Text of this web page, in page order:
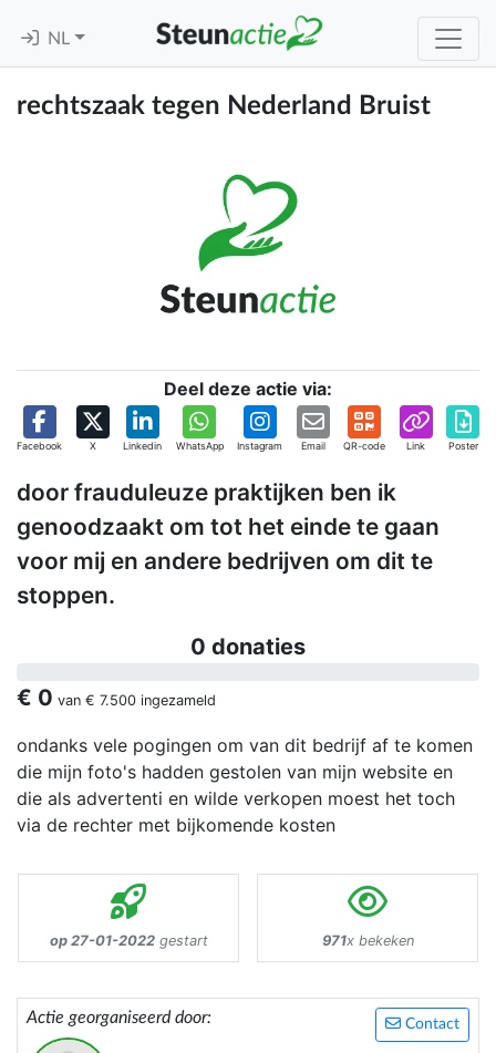
NL
rechtszaak tegen Nederland Bruist
Deel deze actie via:
Facebook X Linkedin WhatsApp Instagram Email QR-code Link Poster
door frauduleuze praktijken ben ik
genoodzaakt om tot het einde te gaan
voor mij en andere bedrijven om dit te
stoppen.
0 donaties
€ 0 van € 7.500 ingezameld
ondanks vele pogingen om van dit bedrijf af te komen
die mijn foto's hadden gestolen van mijn website en
die als advertenti en wilde verkopen moest het toch
via de rechter met bijkomende kosten
op 27-01-2022gestart 971x bekeken
Contact
Actie georganiseerd door: